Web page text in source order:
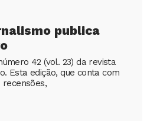
publica
42 (vol. 23) da revista
Esta edição, que conta com
recensões,